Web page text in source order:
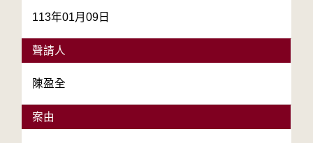
113年01月09日
聲請人
陳盈全
案由